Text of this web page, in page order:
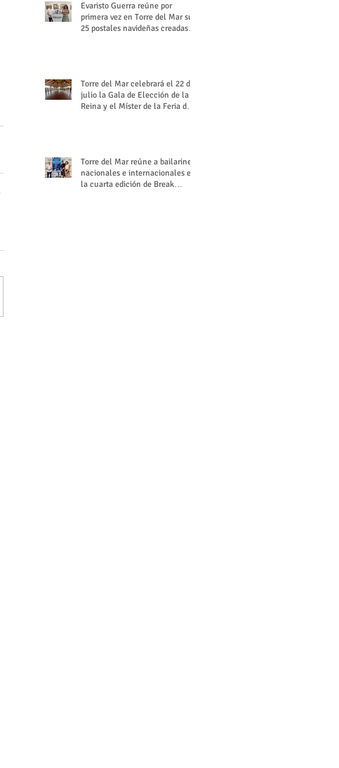
Evaristo Guerra reúne por
primera vez en Torre del Mar sus
25 postales navideñas creadas
Torre del Mar celebrará el 22 de
julio la Gala de Elección de la
Reina y el Míster de la Feria de
Torre del Mar reúne a bailarines
nacionales e internacionales en
la cuarta edición de Break